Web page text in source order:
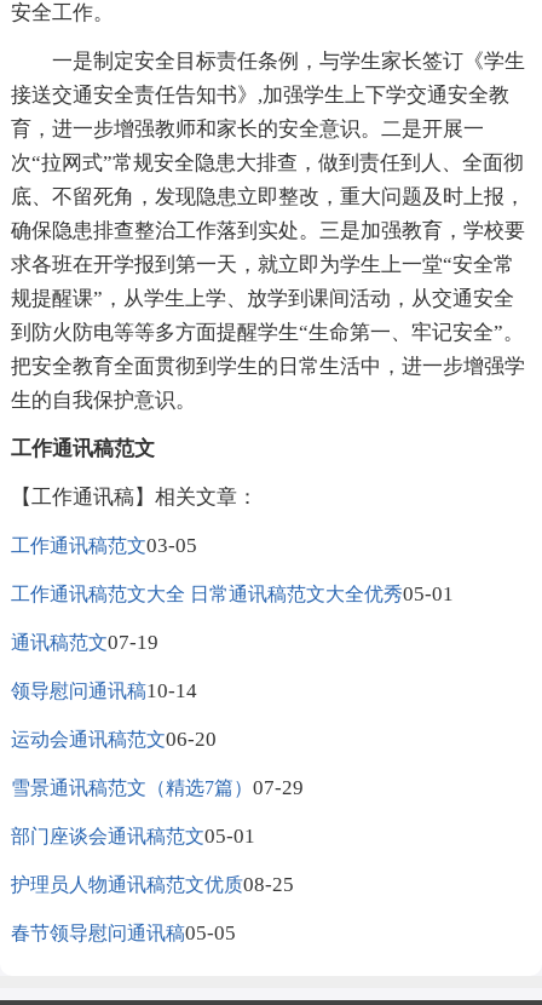
安全工作。
一是制定安全目标责任条例，与学生家长签订《学生
接送交通安全责任告知书》,加强学生上下学交通安全教
育，进一步增强教师和家长的安全意识。二是开展一
次“拉网式”常规安全隐患大排查，做到责任到人、全面彻
底、不留死角，发现隐患立即整改，重大问题及时上报，
确保隐患排查整治工作落到实处。三是加强教育，学校要
求各班在开学报到第一天，就立即为学生上一堂“安全常
规提醒课”，从学生上学、放学到课间活动，从交通安全
到防火防电等等多方面提醒学生“生命第一、牢记安全”。
把安全教育全面贯彻到学生的日常生活中，进一步增强学
生的自我保护意识。
工作通讯稿范文
【工作通讯稿】相关文章：
工作通讯稿范文03-05
工作通讯稿范文大全 日常通讯稿范文大全优秀05-01
通讯稿范文07-19
领导慰问通讯稿10-14
运动会通讯稿范文06-20
雪景通讯稿范文（精选7篇） 07-29
部门座谈会通讯稿范文05-01
护理员人物通讯稿范文优质08-25
春节领导慰问通讯稿05-05